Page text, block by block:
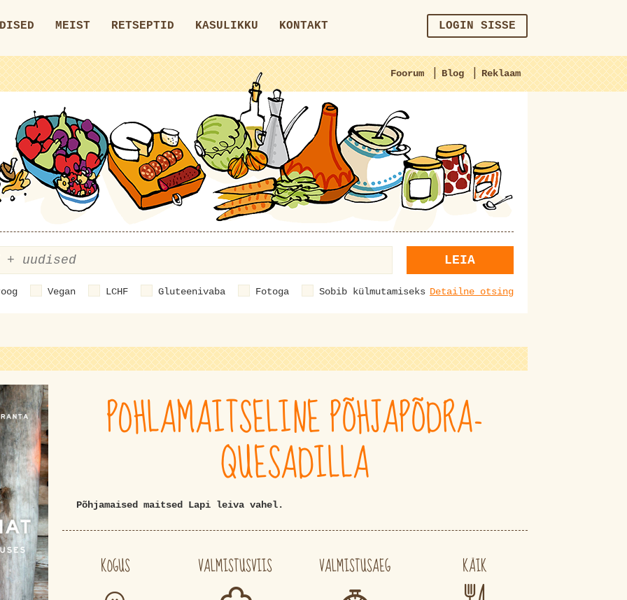
MEIST RETSEPTID KASULIKKU KONTAKT LOGIN SISSE
Foorum | Blog | Reklaam
LEIA
Vegan LCHF Gluteenivaba Fotoga Sobib külmutamiseks Detailne otsing
POHLAMAITSELINE PÕHJAPÕDRA-
QUESADILLA
Põhjamaised maitsed Lapi leiva vahel.
KOGUS VALMISTUSVIIS VALMISTUSAEG KÄIK